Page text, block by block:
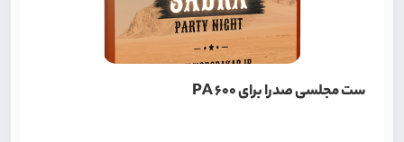
ست مجلسی صدرا برای PA 600